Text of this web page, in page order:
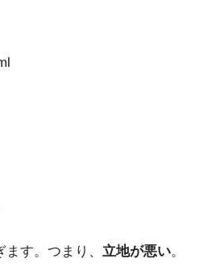
す。つまり、 立地が悪い。